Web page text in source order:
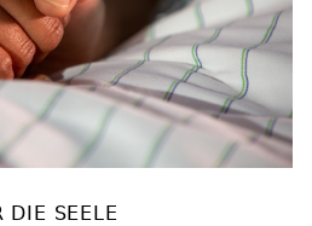
DIE SEELE